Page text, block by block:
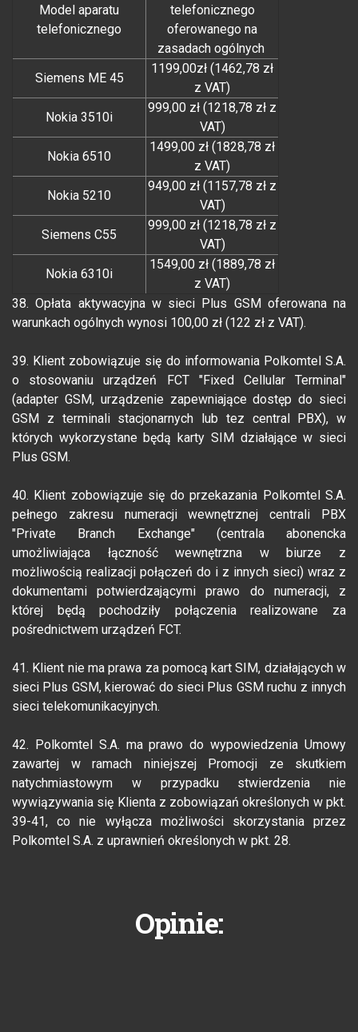
Model aparatu
telefonicznego
telefonicznego
oferowanego na
zasadach ogólnych
Siemens ME 45
1199,00zł (1462,78 zł
z VAT)
Nokia 3510i
999,00 zł (1218,78 zł z
VAT)
Nokia 6510
1499,00 zł (1828,78 zł
z VAT)
Nokia 5210
949,00 zł (1157,78 zł z
VAT)
Siemens C55
999,00 zł (1218,78 zł z
VAT)
Nokia 6310i
1549,00 zł (1889,78 zł
z VAT)
38. Opłata aktywacyjna w sieci Plus GSM oferowana na
warunkach ogólnych wynosi 100,00 zł (122 zł z VAT).
39. Klient zobowiązuje się do informowania Polkomtel S.A.
o stosowaniu urządzeń FCT "Fixed Cellular Terminal"
(adapter GSM, urządzenie zapewniające dostęp do sieci
GSM z terminali stacjonarnych lub tez central PBX), w
których wykorzystane będą karty SIM działające w sieci
Plus GSM.
40. Klient zobowiązuje się do przekazania Polkomtel S.A.
pełnego zakresu numeracji wewnętrznej centrali PBX
"Private Branch Exchange" (centrala abonencka
umożliwiająca łączność wewnętrzna w biurze z
możliwością realizacji połączeń do i z innych sieci) wraz z
dokumentami potwierdzającymi prawo do numeracji, z
której będą pochodziły połączenia realizowane za
pośrednictwem urządzeń FCT.
41. Klient nie ma prawa za pomocą kart SIM, działających w
sieci Plus GSM, kierować do sieci Plus GSM ruchu z innych
sieci telekomunikacyjnych.
42. Polkomtel S.A. ma prawo do wypowiedzenia Umowy
zawartej w ramach niniejszej Promocji ze skutkiem
natychmiastowym w przypadku stwierdzenia nie
wywiązywania się Klienta z zobowiązań określonych w pkt.
39-41, co nie wyłącza możliwości skorzystania przez
Polkomtel S.A. z uprawnień określonych w pkt. 28.
Opinie: